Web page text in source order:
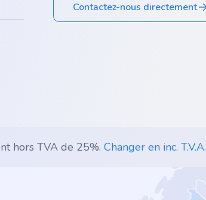
Contactez-nous directement
hors TVA de 25%. Changer en inc. T.V.A.